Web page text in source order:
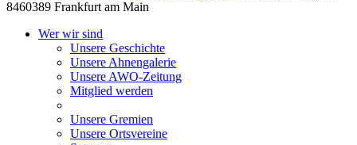
8460389 Frankfurt am Main
Wer wir sind
Unsere Geschichte
Unsere Ahnengalerie
Unsere AWO-Zeitung
Mitglied werden
Unsere Gremien
Unsere Ortsvereine